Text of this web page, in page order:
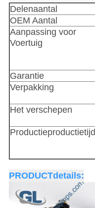
Delenaantal
OEM Aantal
Aanpassing voor
Voertuig
Garantie
Verpakking
Het verschepen
Productieproductietijd
PRODUCTdetails: